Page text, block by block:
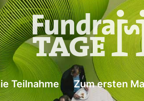
Teilnahme Zum ersten